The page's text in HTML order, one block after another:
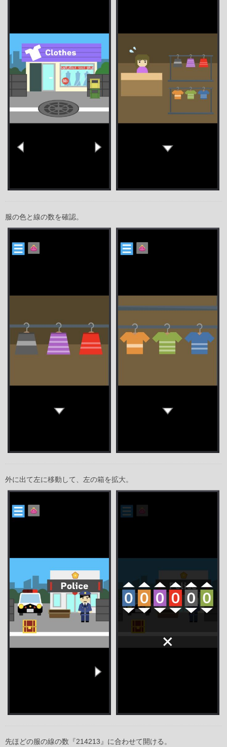
服の色と線の数を確認。
外に出て左に移動して、左の箱を拡大。
先ほどの服の線の数『214213』に合わせて開ける。